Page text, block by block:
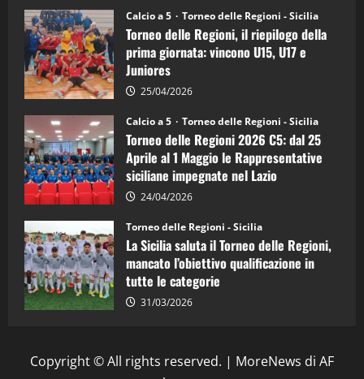
Juniores
è
vicecampione
d’Italia
Calcio a 5 Torneo delle Regioni - Sicilia
Torneo delle Regioni, il riepilogo della
prima giornata: vincono U15, U17 e
Juniores
25/04/2026
Calcio a 5 Torneo delle Regioni - Sicilia
Torneo delle Regioni 2026 C5: dal 25
Aprile al 1 Maggio le Rappresentative
siciliane impegnate nel Lazio
24/04/2026
Torneo delle Regioni - Sicilia
La Sicilia saluta il Torneo delle Regioni,
mancato l’obiettivo qualificazione in
tutte le categorie
31/03/2026
Copyright © All rights reserved. | MoreNews di AF